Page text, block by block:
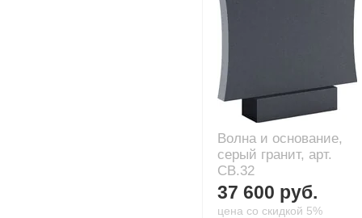
Волна и основание,
серый гранит, арт.
CB.32
37 600 руб.
цена со скидкой 5%